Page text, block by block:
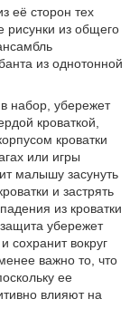
её сторон тех
рисунки из общего
из однотонной
набор, убережет
кроваткой,
кроватки
или игры
малышу засунуть
и застрять
из кроватки
убережет
сохранит вокруг
важно то, что
ее
влияют на